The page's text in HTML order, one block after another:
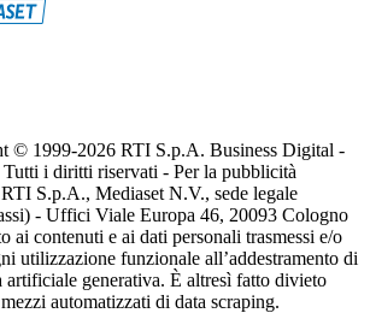
© 1999-2026 RTI S.p.A. Business Digital -
i diritti riservati - Per la pubblicità
S.p.A., Mediaset N.V., sede legale
- Uffici Viale Europa 46, 20093 Cologno
ai contenuti e ai dati personali trasmessi e/o
utilizzazione funzionale all’addestramento di
artificiale generativa. È altresì fatto divieto
automatizzati di data scraping.